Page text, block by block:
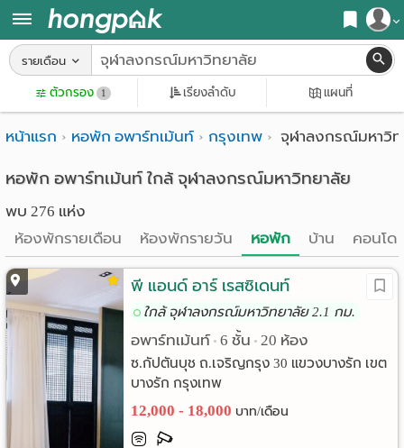
สมัครสมาชิก
เข้าสู่ระบบ
หน้า
แรก
ค้นหา
หอพัก ใกล้ฉัน
ค้นจากสถานีรถไฟฟ้า
ค้นจากสถานศึกษา
ค้นจากแผนที่
ค้นแบบละเอียด
อ
พาร์
ท
เม้น
รายเดือน
ตัวกรอง 1 เรียงลำดับ แผนที่
หน้าแรก หอพัก อพาร์ทเม้นท์ กรุงเทพ จุฬาลงกรณ์มหาวิ
หอพัก อพาร์ทเม้นท์ ใกล้ จุฬาลงกรณ์มหาวิทยาลัย
พบ 276 แห่ง
ห้องพักรายเดือน
ห้องพักรายวัน หอพัก บ้าน คอนโด
พี แอนด์ อาร์ เรสซิเดนท์
ใกล้ จุฬาลงกรณ์มหาวิทยาลัย 2.1 กม.
อพาร์ทเม้นท์ • 6 ชั้น • 20 ห้อง
ซ.กัปตันบุช ถ.เจริญกรุง 30 แขวงบางรัก เขต
บางรัก กรุงเทพ
12,000 - 18,000 บาท/เดือน